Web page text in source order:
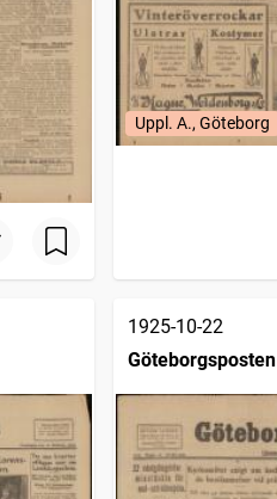
Uppl. A., Göteborg
1925-10-22
Göteborgsposten